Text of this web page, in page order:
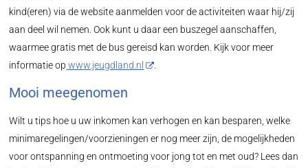
kind(eren) via de website aanmelden voor de activiteiten waar hij/zij
aan deel wil nemen. Ook kunt u daar een buszegel aanschaffen,
waarmee gratis met de bus gereisd kan worden. Kijk voor meer
informatie op www.jeugdland.nl
Mooi meegenomen
Wilt u tips hoe u uw inkomen kan verhogen en kan besparen, welke
minimaregelingen/voorzieningen er nog meer zijn, de mogelijkheden
voor ontspanning en ontmoeting voor jong tot en met oud? Lees dan